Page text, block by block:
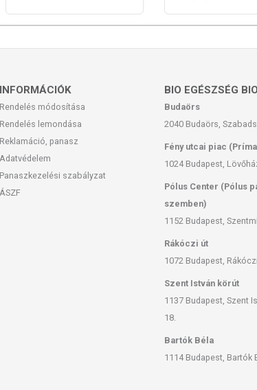
vegyes étrendet és az egészséges életmódot! A
elzárva tartandó!
INFORMÁCIÓK
Rendelés módosítása
Rendelés lemondása
Reklamáció, panasz
Adatvédelem
Panaszkezelési szabályzat
ÁSZF
BIO EGÉSZSÉG
Budaörs
2040 Budaörs,
Fény utcai piac
1024 Budapest,
Pólus Center (Pólus
szemben)
1152 Budapest,
Rákóczi út
1072 Budapest,
Szent István körút
1137 Budapest, Szent
18.
Bartók Béla
1114 Budapest, Bartók